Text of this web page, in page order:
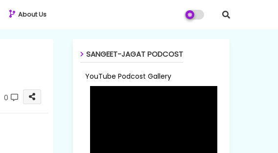
About Us
0
SANGEET-JAGAT PODCOST
YouTube Podcost Gallery